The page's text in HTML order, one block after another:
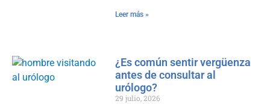
Leer más »
¿Es común sentir vergüenza
antes de consultar al
urólogo?
29 julio, 2026